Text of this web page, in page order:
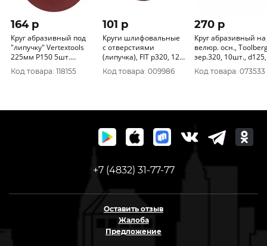
164 p
Круг абразивный под
"липучку" Vertextools
225мм Р150 5шт.
120225-150
Код товара: 118155
101 p
Круги шлифовальные
с отверстиями
(липучка), FIT р320, 125
мм, 5 шт 39670
Код товара: 009986
270 p
Круг абразивный на
велюр. осн.,
зер.320, 10шт., d125, 8
отв. 2205049
Код товара: 073533
+7 (4832) 31-77-77
Оставить отзыв
Жалоба
Предложение